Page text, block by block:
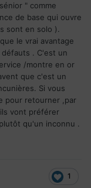
" comme
de base qui ouvre
sont en solo ).
le vrai avantage
. C'est un
/montre en or
que c'est un
Si vous
pour retourner ,par
vont préférer
qu'un inconnu .
1